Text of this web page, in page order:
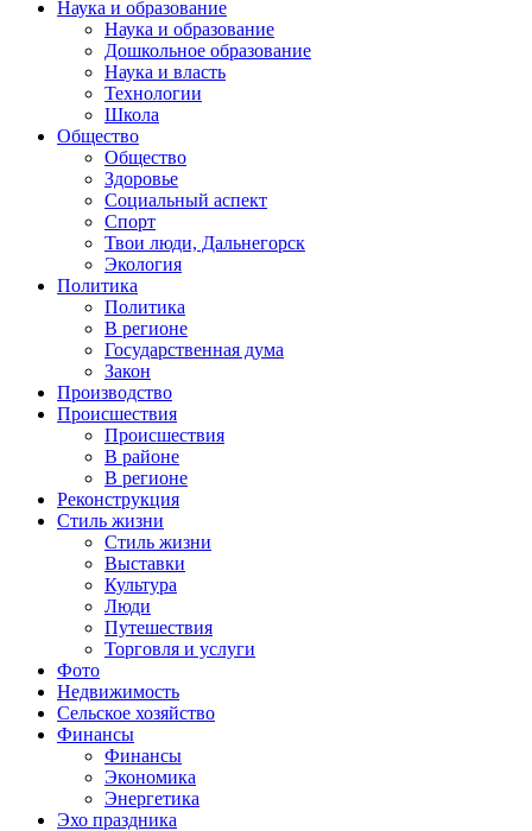
Наука и образование
Наука и образование
Дошкольное образование
Наука и власть
Технологии
Школа
Общество
Общество
Здоровье
Социальный аспект
Спорт
Твои люди, Дальнегорск
Экология
Политика
Политика
В регионе
Государственная дума
Закон
Производство
Происшествия
Происшествия
В районе
В регионе
Реконструкция
Стиль жизни
Стиль жизни
Выставки
Культура
Люди
Путешествия
Торговля и услуги
Фото
Недвижимость
Сельское хозяйство
Финансы
Финансы
Экономика
Энергетика
Эхо праздника